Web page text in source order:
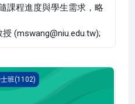
課程進度與學生需求，略
(mswang@niu.edu.tw);
班(1102)